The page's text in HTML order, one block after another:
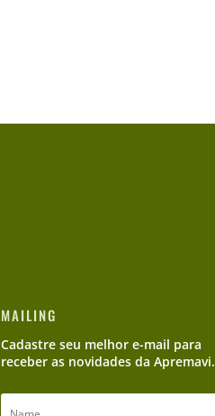
MAILING
Cadastre seu melhor e-mail para
receber as novidades da Apremavi.